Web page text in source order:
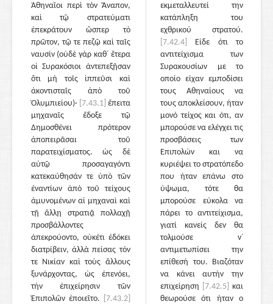
Ἀθηναῖοι περὶ τὸν Ἄναπον,
καὶ τῷ στρατεύματι
ἐπεκράτουν ὥσπερ τὸ
πρῶτον, τῷ τε πεζῷ καὶ ταῖς
ναυσίν (οὐδὲ γὰρ καθ᾽ ἕτερα
οἱ Συρακόσιοι ἀντεπεξῇσαν
ὅτι μὴ τοῖς ἱππεῦσι καὶ
ἀκοντισταῖς ἀπὸ τοῦ
Ὀλυμπιείου)· [7.43.1] ἔπειτα
μηχαναῖς ἔδοξε τῷ
Δημοσθένει πρότερον
ἀποπειρᾶσαι τοῦ
παρατειχίσματος. ὡς δὲ
αὐτῷ προσαγαγόντι
κατεκαύθησάν τε ὑπὸ τῶν
ἐναντίων ἀπὸ τοῦ τείχους
ἀμυνομένων αἱ μηχαναὶ καὶ
τῇ ἄλλῃ στρατιᾷ πολλαχῇ
προσβάλλοντες
ἀπεκρούοντο, οὐκέτι ἐδόκει
διατρίβειν, ἀλλὰ πείσας τόν
τε Νικίαν καὶ τοὺς ἄλλους
ξυνάρχοντας, ὡς ἐπενόει,
τὴν ἐπιχείρησιν τῶν
Ἐπιπολῶν ἐποιεῖτο.
[7.43.2]
εκμεταλλευτεί την
κατάπληξη του
εχθρικού στρατού.
[7.42.4] Είδε ότι το
αντιτείχισμα των
Συρακουσίων με το
οποίο είχαν εμποδίσει
τους Αθηναίους να
τους αποκλείσουν, ήταν
μονό τείχος και ότι, αν
μπορούσε να ελέγχει τις
προσβάσεις των
Επιπολών και να
κυριέψει το στρατόπεδο
που ήταν επάνω στο
ύψωμα, τότε θα
μπορούσε εύκολα να
πάρει το αντιτείχισμα,
γιατί κανείς δεν θα
τολμούσε ν᾽
αντιμετωπίσει την
επίθεσή του. Βιαζόταν
να κάνει αυτήν την
επιχείρηση
[7.42.5] και
θεωρούσε ότι ήταν ο